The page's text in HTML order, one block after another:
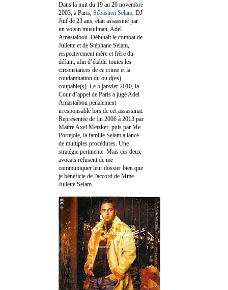
Dans la nuit du 19 au 20 novembre
2003, à Paris, Sébastien Selam , DJ
Juif de 23 ans, était assassiné par
un voisin musulman, Adel
Amastaibou. Débutait le combat de
Juliette et de Stéphane Selam,
respectivement mère et frère du
défunt, afin d’établir toutes les
circonstances de ce crime et la
condamnation du ou d(es)
coupable(s). Le 5 janvier 2010, la
Cour d’appel de Paris a jugé Adel
Amastaibou pénalement
irresponsable lors de cet assassinat.
Représentée de fin 2006 à 2013 par
Maître Axel Metzker, puis par Me
Portejoie, la famille Selam a lancé
de multiples procédures. Une
stratégie pertinente. Mais ces deux
avocats refusent de me
communiquer leur dossier bien que
je bénéficie de l'accord de Mme
Juliette Selam.